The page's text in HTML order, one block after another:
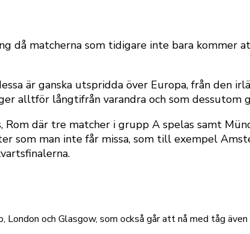
då matcherna som tidigare inte bara kommer
är ganska utspridda över Europa, från den
alltför långtifrån varandra och som
där tre matcher i grupp A spelas samt
som man inte får missa, som till exempel
London och Glasgow, som också går att nå med tåg